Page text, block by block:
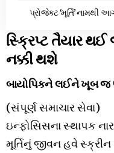
પ્રોજેક્ટ ‘મૂર્તિ’ નામથી
સ્ક્રિપ્ટ તૈયાર થઈ
નક્કી થશે
બાયોપિકને લઈને ખૂબ જ
(સંપૂર્ણ સમાચાર સેવા)
ઇન્ફોસિસના સ્થાપક
મૂર્તિનું જીવન હવે